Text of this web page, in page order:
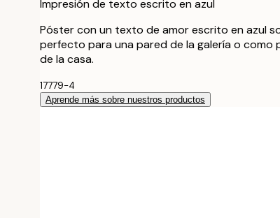
Impresión de texto escrito en azul
Póster con un texto de amor escrito en azul
perfecto para una pared de la galería o como
de la casa.
17779-4
Aprende más sobre nuestros productos